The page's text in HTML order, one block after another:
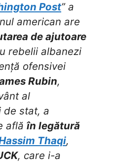
Post” a
american are
de ajutoare
rebelii albanezi
ofensivei
Rubin,
al
de stat, a
află în legătură
Thaqi,
, care i-a